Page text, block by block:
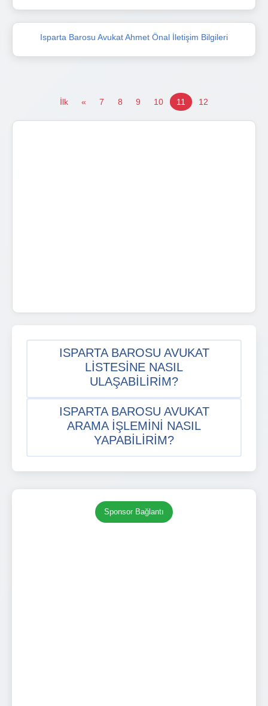
Isparta Barosu Avukat Ahmet Önal İletişim Bilgileri
İlk « 7 8 9 10 11 12
ISPARTA BAROSU AVUKAT
LISTESINE NASIL
ULAŞABILIRIM?
ISPARTA BAROSU AVUKAT
ARAMA IŞLEMINI NASIL
YAPABILIRIM?
Sponsor Bağlantı